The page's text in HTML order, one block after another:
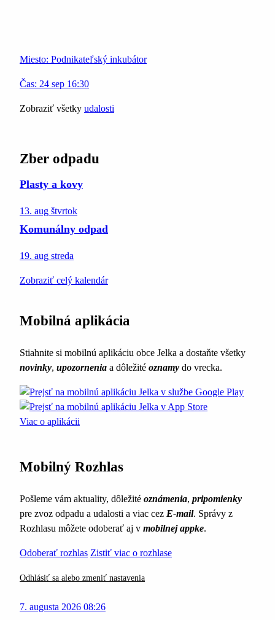
Miesto: Podnikateľský inkubátor
Čas: 24 sep 16:30
Zobraziť všetky udalosti
Zber odpadu
Plasty a kovy
13. aug štvrtok
Komunálny odpad
19. aug streda
Zobraziť celý kalendár
Mobilná aplikácia
Stiahnite si mobilnú aplikáciu obce Jelka a dostaňte všetky
novinky, upozornenia a dôležité oznamy do vrecka.
Viac o aplikácii
Mobilný Rozhlas
Pošleme vám aktuality, dôležité oznámenia, pripomienky
pre zvoz odpadu a udalosti a viac cez E-mail. Správy z
Rozhlasu môžete odoberať aj v mobilnej appke.
Odoberať rozhlas Zistiť viac o rozhlase
Odhlásiť sa alebo zmeniť nastavenia
7. augusta 2026 08:26